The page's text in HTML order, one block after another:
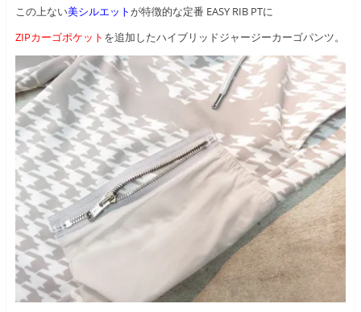
この上ない美シルエットが特徴的な定番 EASY RIB PTに
ZIPカーゴポケット を追加したハイブリッドジャージーカーゴパンツ。